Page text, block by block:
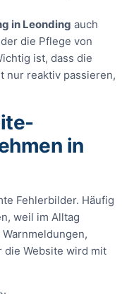
in Leonding auch
die Pflege von
ist, dass die
nur reaktiv passieren,
in
Fehlerbilder. Häufig
weil im Alltag
die Website wird mit